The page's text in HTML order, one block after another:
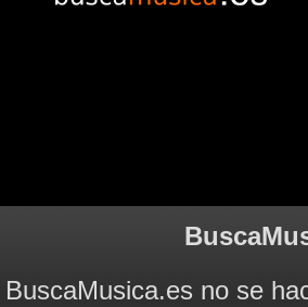
BuscaMusica.es no se